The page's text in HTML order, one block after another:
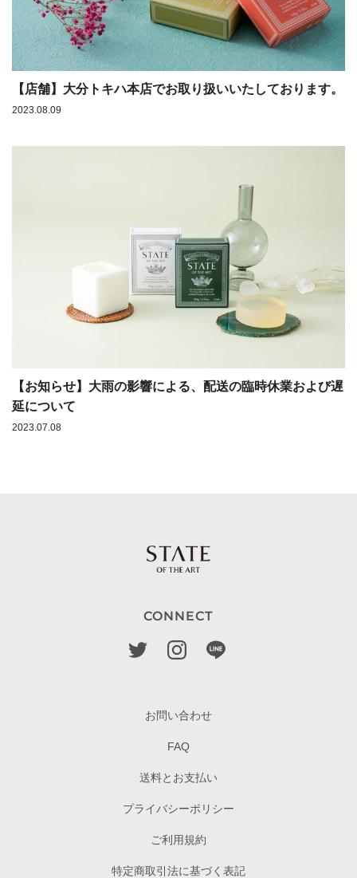
【店舗】大分トキハ本店でお取り扱いいたしております。
2023.08.09
【お知らせ】大雨の影響による、配送の臨時休業および遅
延について
2023.07.08
CONNECT
お問い合わせ
FAQ
送料とお支払い
プライバシーポリシー
ご利用規約
特定商取引法に基づく表記